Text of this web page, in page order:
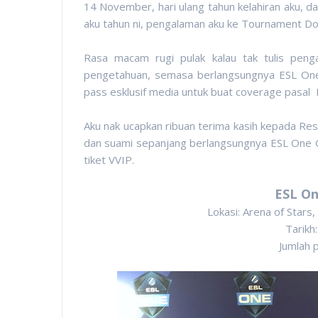
14 November, hari ulang tahun kelahiran aku,
aku tahun ni, pengalaman aku ke Tournament
Rasa macam rugi pulak kalau tak tulis
pengetahuan, semasa berlangsungnya ESL
pass esklusif media untuk buat coverage pasal
Aku nak ucapkan ribuan terima kasih kepada
dan suami sepanjang berlangsungnya ESL
tiket VVIP.
ESL
Lokasi: Arena of
Jumlah